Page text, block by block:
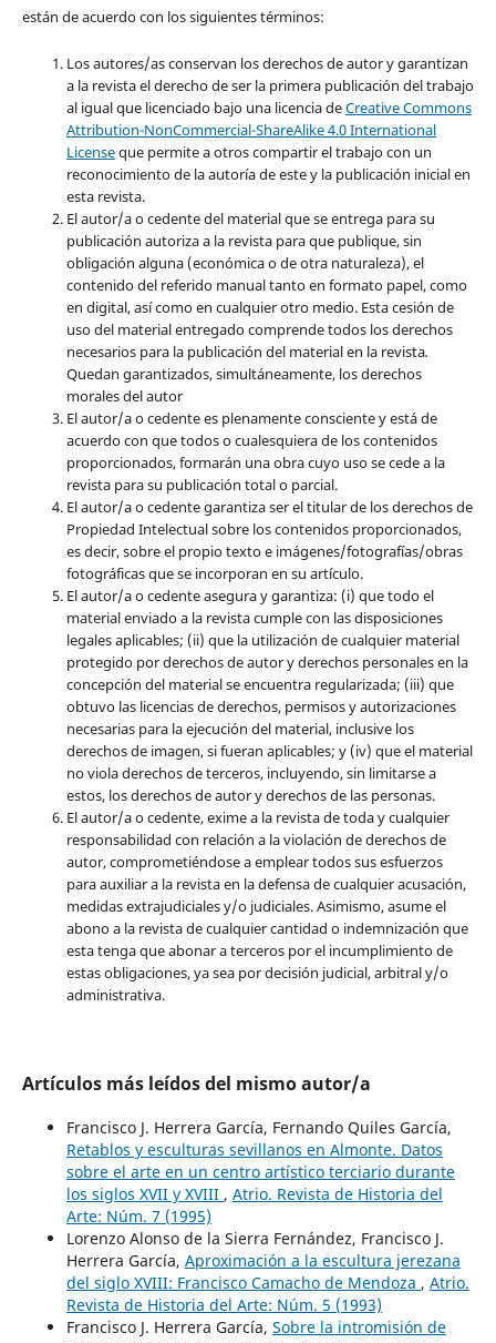
están de acuerdo con los siguientes términos:
Los autores/as conservan los derechos de autor y garantizan
a la revista el derecho de ser la primera publicación del trabajo
al igual que licenciado bajo una licencia deCreative Commons
Attribution-NonCommercial-ShareAlike 4.0 International
Licenseque permite a otros compartir el trabajo con un
reconocimiento de la autoría de este y la publicación inicial en
esta revista.
El autor/a o cedente del material que se entrega para su
publicación autoriza a la revista para que publique, sin
obligación alguna (económica o de otra naturaleza), el
contenido del referido manual tanto en formato papel, como
en digital, así como en cualquier otro medio. Esta cesión de
uso del material entregado comprende todos los derechos
necesarios para la publicación del material en la revista.
Quedan garantizados, simultáneamente, los derechos
morales del autor
El autor/a o cedente es plenamente consciente y está de
acuerdo con que todos o cualesquiera de los contenidos
proporcionados, formarán una obra cuyo uso se cede a la
revista para su publicación total o parcial.
El autor/a o cedente garantiza ser el titular de los derechos de
Propiedad Intelectual sobre los contenidos proporcionados,
es decir, sobre el propio texto e imágenes/fotografías/obras
fotográficas que se incorporan en su artículo.
El autor/a o cedente asegura y garantiza: (i) que todo el
material enviado a la revista cumple con las disposiciones
legales aplicables; (ii) que la utilización de cualquier material
protegido por derechos de autor y derechos personales en la
concepción del material se encuentra regularizada; (iii) que
obtuvo las licencias de derechos, permisos y autorizaciones
necesarias para la ejecución del material, inclusive los
derechos de imagen, si fueran aplicables; y (iv) que el material
no viola derechos de terceros, incluyendo, sin limitarse a
estos, los derechos de autor y derechos de las personas.
El autor/a o cedente, exime a la revista de toda y cualquier
responsabilidad con relación a la violación de derechos de
autor, comprometiéndose a emplear todos sus esfuerzos
para auxiliar a la revista en la defensa de cualquier acusación,
medidas extrajudiciales y/o judiciales. Asimismo, asume el
abono a la revista de cualquier cantidad o indemnización que
esta tenga que abonar a terceros por el incumplimiento de
estas obligaciones, ya sea por decisión judicial, arbitral y/o
administrativa.
Artículos más leídos del mismo autor/a
Francisco J. Herrera García, Fernando Quiles García,
Retablos y esculturas sevillanos en Almonte. Datos
sobre el arte en un centro artístico terciario durante
los siglos XVII y XVIII , Atrio. Revista de Historia del
Arte: Núm. 7 (1995)
Lorenzo Alonso de la Sierra Fernández, Francisco J.
Herrera García, Aproximación a la escultura jerezana
del siglo XVIII: Francisco Camacho de Mendoza , Atrio.
Revista de Historia del Arte: Núm. 5 (1993)
Francisco J. Herrera García, Sobre la intromisión de